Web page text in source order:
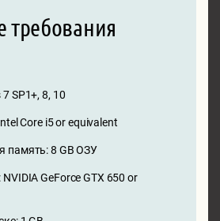
требования
SP1+, 8, 10
Core i5 or equivalent
память: 8 GB ОЗУ
GeForce GTX 650 or